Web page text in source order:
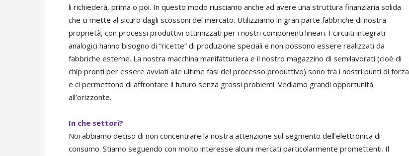
li richiederà, prima o poi. In questo modo riusciamo anche ad avere una struttura finanziaria solida
che ci mette al sicuro dagli scossoni del mercato. Utilizziamo in gran parte fabbriche di nostra
proprietà, con processi produttivi ottimizzati per i nostri componenti lineari. I circuiti integrati
analogici hanno bisogno di “ricette” di produzione speciali e non possono essere realizzati da
fabbriche esterne. La nostra macchina manifatturiera e il nostro magazzino di semilavorati (cioè di
chip pronti per essere avviati alle ultime fasi del processo produttivo) sono tra i nostri punti di forza
e ci permettono di affrontare il futuro senza grossi problemi. Vediamo grandi opportunità
all’orizzonte.
In che settori?
Noi abbiamo deciso di non concentrare la nostra attenzione sul segmento dell’elettronica di
consumo. Stiamo seguendo con molto interesse alcuni mercati particolarmente promettenti. Il